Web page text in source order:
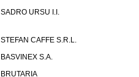
SADRO URSU I.I.
STEFAN CAFFE S.R.L.
BASVINEX S.A.
BRUTARIA